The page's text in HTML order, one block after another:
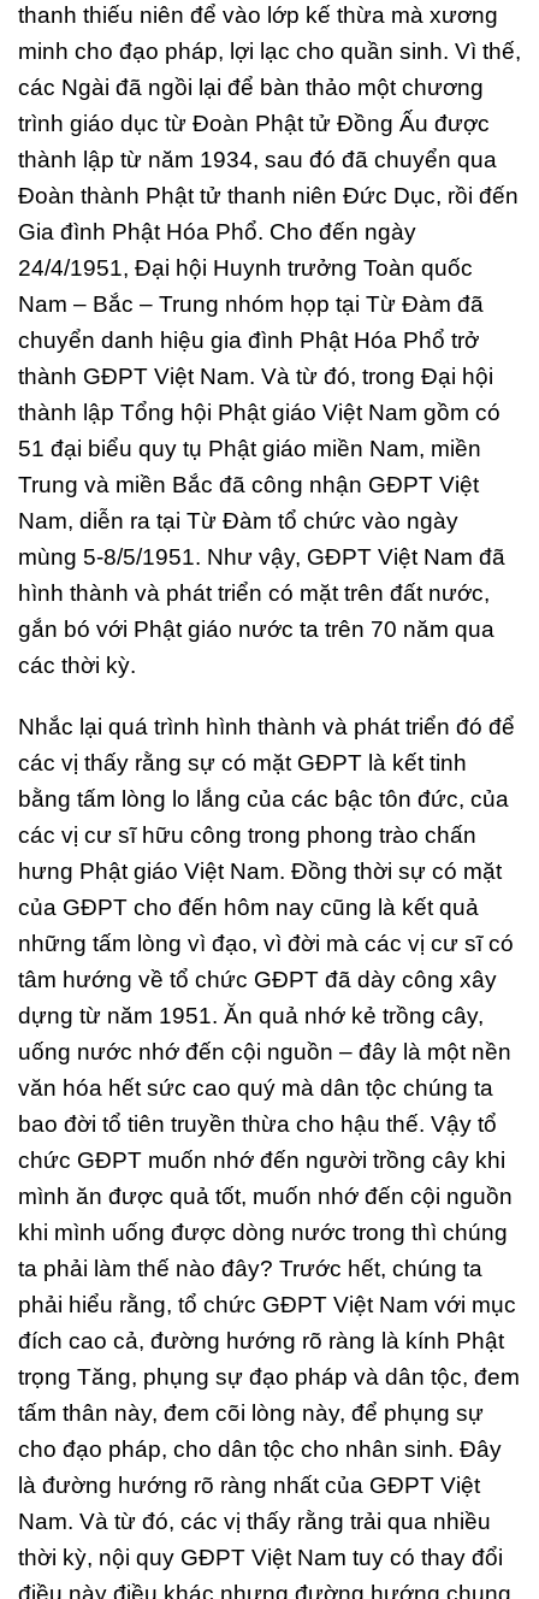
thanh thiếu niên để vào lớp kế thừa mà xương
minh cho đạo pháp, lợi lạc cho quần sinh. Vì thế,
các Ngài đã ngồi lại để bàn thảo một chương
trình giáo dục từ Đoàn Phật tử Đồng Ấu được
thành lập từ năm 1934, sau đó đã chuyển qua
Đoàn thành Phật tử thanh niên Đức Dục, rồi đến
Gia đình Phật Hóa Phổ. Cho đến ngày
24/4/1951, Đại hội Huynh trưởng Toàn quốc
Nam – Bắc – Trung nhóm họp tại Từ Đàm đã
chuyển danh hiệu gia đình Phật Hóa Phổ trở
thành GĐPT Việt Nam. Và từ đó, trong Đại hội
thành lập Tổng hội Phật giáo Việt Nam gồm có
51 đại biểu quy tụ Phật giáo miền Nam, miền
Trung và miền Bắc đã công nhận GĐPT Việt
Nam, diễn ra tại Từ Đàm tổ chức vào ngày
mùng 5-8/5/1951. Như vậy, GĐPT Việt Nam đã
hình thành và phát triển có mặt trên đất nước,
gắn bó với Phật giáo nước ta trên 70 năm qua
các thời kỳ.
Nhắc lại quá trình hình thành và phát triển đó để
các vị thấy rằng sự có mặt GĐPT là kết tinh
bằng tấm lòng lo lắng của các bậc tôn đức, của
các vị cư sĩ hữu công trong phong trào chấn
hưng Phật giáo Việt Nam. Đồng thời sự có mặt
của GĐPT cho đến hôm nay cũng là kết quả
những tấm lòng vì đạo, vì đời mà các vị cư sĩ có
tâm hướng về tổ chức GĐPT đã dày công xây
dựng từ năm 1951. Ăn quả nhớ kẻ trồng cây,
uống nước nhớ đến cội nguồn – đây là một nền
văn hóa hết sức cao quý mà dân tộc chúng ta
bao đời tổ tiên truyền thừa cho hậu thế. Vậy tổ
chức GĐPT muốn nhớ đến người trồng cây khi
mình ăn được quả tốt, muốn nhớ đến cội nguồn
khi mình uống được dòng nước trong thì chúng
ta phải làm thế nào đây? Trước hết, chúng ta
phải hiểu rằng, tổ chức GĐPT Việt Nam với mục
đích cao cả, đường hướng rõ ràng là kính Phật
trọng Tăng, phụng sự đạo pháp và dân tộc, đem
tấm thân này, đem cõi lòng này, để phụng sự
cho đạo pháp, cho dân tộc cho nhân sinh. Đây
là đường hướng rõ ràng nhất của GĐPT Việt
Nam. Và từ đó, các vị thấy rằng trải qua nhiều
thời kỳ, nội quy GĐPT Việt Nam tuy có thay đổi
điều này điều khác nhưng đường hướng chung